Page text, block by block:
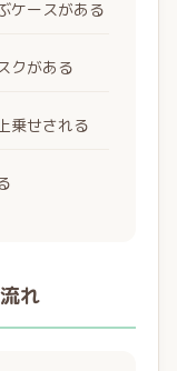
ケースがある
クがある
乗せされる
れ